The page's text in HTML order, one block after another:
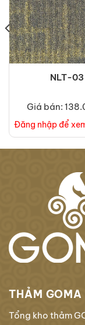
NLT-03
Giá bán:
Đăng nhập để
THẢM GOMA
Tổng kho thảm